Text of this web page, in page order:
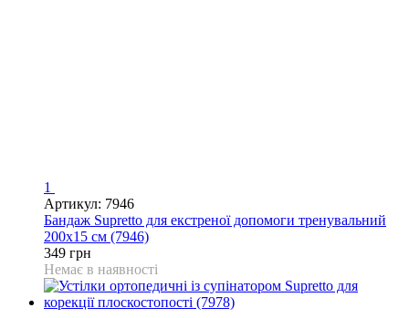
1
Артикул: 7946
Бандаж Supretto для екстреної допомоги тренувальний
200х15 см (7946)
349 грн
Немає в наявності